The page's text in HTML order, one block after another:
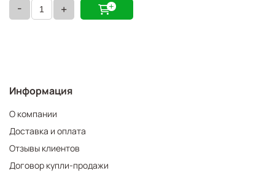
- +
Информация
О компании
Доставка и оплата
Отзывы клиентов
Договор купли-продажи